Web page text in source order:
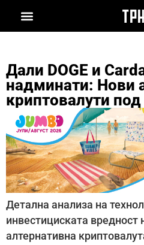
Дали DOGE и
надминати: Нови
криптовалути
Детална анализа на
инвестициската вредност
алтернативна